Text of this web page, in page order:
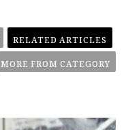
RELATED ARTICLES
MORE FROM CATEGORY